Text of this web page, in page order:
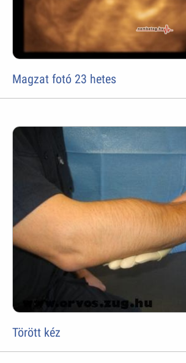
Magzat fotó 23 hetes
Törött kéz